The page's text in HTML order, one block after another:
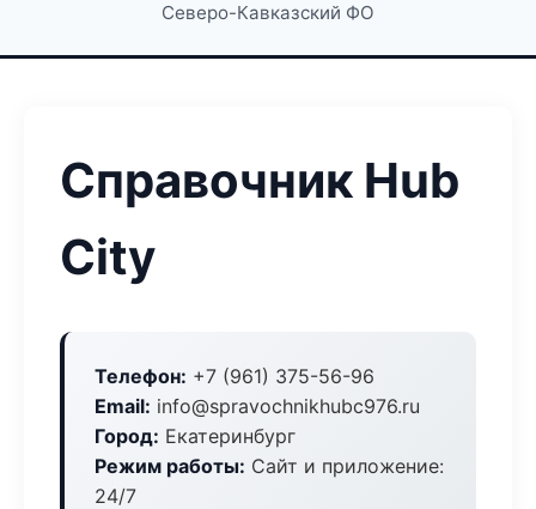
Северо-Кавказский ФО
Справочник Hub
City
Телефон: +7 (961) 375-56-96
Email: info@spravochnikhubc976.ru
Город: Екатеринбург
Режим работы: Сайт и приложение:
24/7